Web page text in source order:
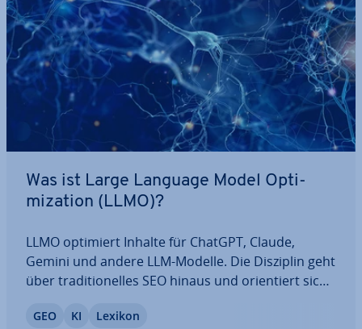
Was ist Large Language Model Op­ti­
miza­ti­on (LLMO)?
LLMO optimiert Inhalte für ChatGPT, Claude,
Gemini und andere LLM-Modelle. Die Disziplin geht
über tra­di­tio­nel­les SEO hinaus und ori­en­tiert sich
ten. Erfahren Sie, was Large Language Model Op­ti­
GEO KI Lexikon